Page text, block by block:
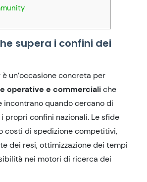
supera i confini dei
è un’occasione concreta per
operative e commercialiche
incontrano quando cercano di
propri confini nazionali. Le sfide
costi di spedizione competitivi,
dei resi, ottimizzazione dei tempi
nei motori di ricerca dei